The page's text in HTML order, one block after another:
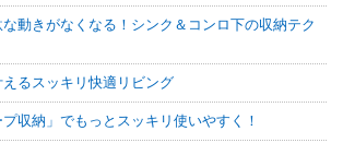
動きがなくなる！シンク＆コンロ下の収納テク
るスッキリ快適リビング
収納」でもっとスッキリ使いやすく！